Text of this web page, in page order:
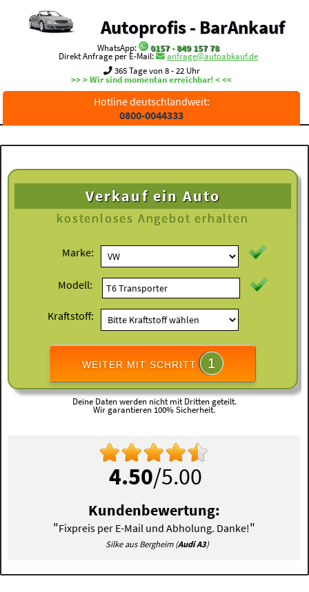
Autoprofis - BarAnkauf
WhatsApp:
0157 - 849 157 78
Direkt Anfrage per E-Mail:
anfrage@autoabkauf.de
365 Tage von 8 - 22 Uhr
>> > Wir sind momentan erreichbar! < <<
Hotline deutschlandweit:
0800-0044333
Verkauf ein Auto
kostenloses Angebot erhalten
Marke:
Modell:
Kraftstoff:
WEITER MIT SCHRITT 1
Deine Daten werden nicht mit Dritten geteilt.
Wir garantieren 100% Sicherheit.
4.50/5.00
Kundenbewertung:
"Fixpreis per E-Mail und Abholung. Danke!"
Silke aus Bergheim (Audi A3)